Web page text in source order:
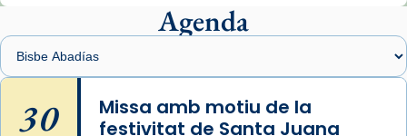
presidit aquest 27 de juliol la missa de Les
Santes de Mataró.
🔗
📸 J. Merino
Photo
Agenda
30
Missa amb motiu de la
festivitat de Santa Juana